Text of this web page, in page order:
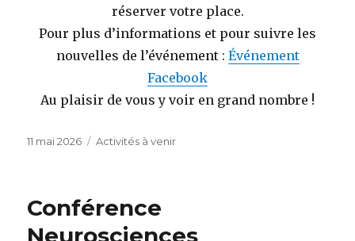
réserver votre place.
Pour plus d’informations et pour suivre les
nouvelles de l’événement : Événement
Facebook
Au plaisir de vous y voir en grand nombre !
Publié
11 mai 2026 Catégories
Activités à venir
Conférence
Neurosciences